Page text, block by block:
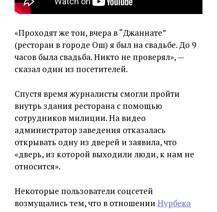
«Проходят же тои, вчера в “Джаннате”
(ресторан в городе Ош) я был на свадьбе. До 9
часов была свадьба. Никто не проверял», —
сказал один из посетителей.
Спустя время журналисты смогли пройти
внутрь здания ресторана с помощью
сотрудников милиции. На видео
администратор заведения отказалась
открывать одну из дверей и заявила, что
«дверь, из которой выходили люди, к нам не
относится».
Некоторые пользователи соцсетей
возмущались тем, что в отношении Нурбека